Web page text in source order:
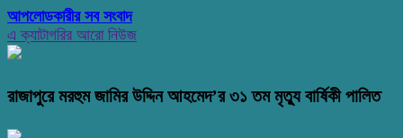
আপলোডকারীর সব সংবাদ
এ ক্যাটাগরির আরো নিউজ
রাজাপুরে মরহুম জামির উদ্দিন আহমেদ’র ৩১ তম মৃত্যু বার্ষিকী পালিত